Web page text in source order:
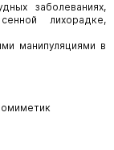
заболеваниях,
лихорадке,
манипуляциями в